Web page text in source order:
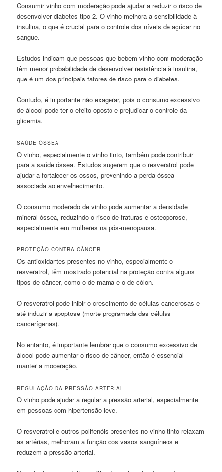
Consumir vinho com moderação pode ajudar a reduzir o risco de
desenvolver diabetes tipo 2. O vinho melhora a sensibilidade à
insulina, o que é crucial para o controle dos níveis de açúcar no
sangue.
Estudos indicam que pessoas que bebem vinho com moderação
têm menor probabilidade de desenvolver resistência à insulina,
que é um dos principais fatores de risco para o diabetes.
Contudo, é importante não exagerar, pois o consumo excessivo
de álcool pode ter o efeito oposto e prejudicar o controle da
glicemia.
SAÚDE ÓSSEA
O vinho, especialmente o vinho tinto, também pode contribuir
para a saúde óssea. Estudos sugerem que o resveratrol pode
ajudar a fortalecer os ossos, prevenindo a perda óssea
associada ao envelhecimento.
O consumo moderado de vinho pode aumentar a densidade
mineral óssea, reduzindo o risco de fraturas e osteoporose,
especialmente em mulheres na pós-menopausa.
PROTEÇÃO CONTRA CÂNCER
Os antioxidantes presentes no vinho, especialmente o
resveratrol, têm mostrado potencial na proteção contra alguns
tipos de câncer, como o de mama e o de cólon.
O resveratrol pode inibir o crescimento de células cancerosas e
até induzir a apoptose (morte programada das células
cancerígenas).
No entanto, é importante lembrar que o consumo excessivo de
álcool pode aumentar o risco de câncer, então é essencial
manter a moderação.
REGULAÇÃO DA PRESSÃO ARTERIAL
O vinho pode ajudar a regular a pressão arterial, especialmente
em pessoas com hipertensão leve.
O resveratrol e outros polifenóis presentes no vinho tinto relaxam
as artérias, melhoram a função dos vasos sanguíneos e
reduzem a pressão arterial.